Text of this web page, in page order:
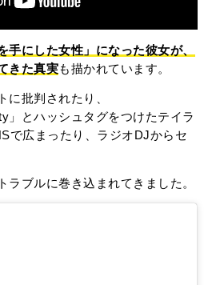
手にした女性 」になった彼女が、
きた真実も描かれています。
に批判されたり、
」とハッシュタグをつけたテイラ
で広まったり、ラジオDJからセ
ラブルに巻き込まれてきました。